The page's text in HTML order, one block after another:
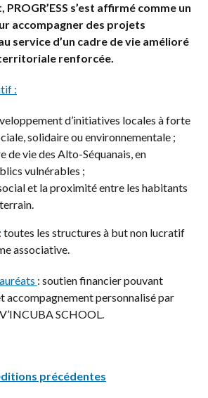
s’est affirmé comme un
accompagner des projets
service d’un cadre de vie amélioré
renforcée.
:
d’initiatives locales à forte
solidaire ou environnementale ;
de vie des Alto-Séquanais, en
vulnérables ;
et la proximité entre les habitants
: toutes les structures à but non lucratif
associative.
: soutien financier pouvant
accompagnement personnalisé par
SCHOOL.
précédentes